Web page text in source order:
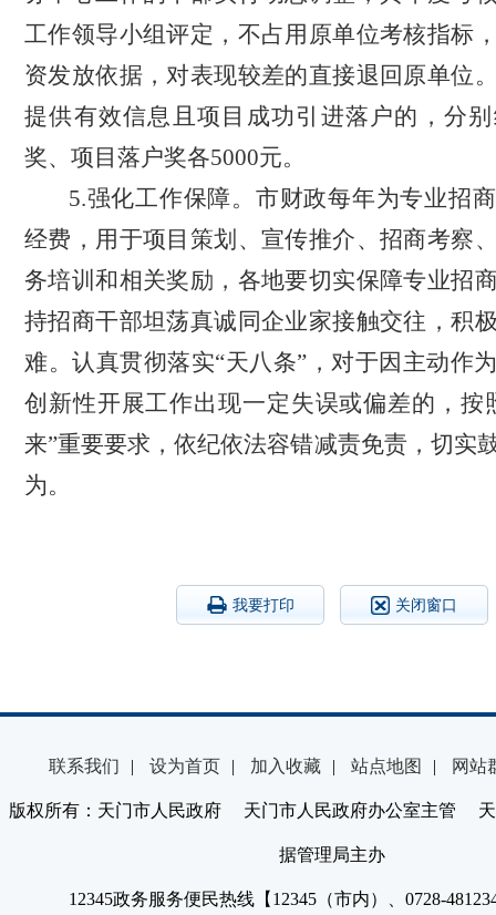
工作领导小组评定，不占用原单位考核指标
资发放依据，对表现较差的直接退回原单位
提供有效信息且项目成功引进落户的，分
奖、项目落户奖各5000元。
5.强化工作保障。市财政每年为专业招
经费，用于项目策划、宣传推介、招商考察
务培训和相关奖励，各地要切实保障专业招
持招商干部坦荡真诚同企业家接触交往，积
难。认真贯彻落实“天八条”，对于因主动作
创新性开展工作出现一定失误或偏差的，按
来”重要要求，依纪依法容错减责免责，切实
为。
我要打印 关闭窗口
联系我们 | 设为首页 | 加入收藏 | 站点地图 | 网站
版权所有：天门市人民政府 天门市人民政府办公室主管 天
据管理局主办
12345政务服务便民热线【12345（市内）、0728-